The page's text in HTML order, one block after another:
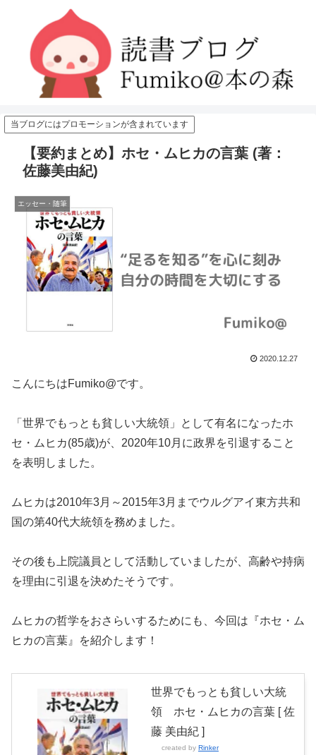
当ブログにはプロモーションが含まれています
【要約まとめ】ホセ・ムヒカの言葉 (著：
佐藤美由紀)
エッセー・随筆
2020.12.27
こんにちはFumiko@です。
「世界でもっとも貧しい大統領」として有名になったホ
セ・ムヒカ(85歳)が、2020年10月に政界を引退すること
を表明しました。
ムヒカは2010年3月～2015年3月までウルグアイ東方共和
国の第40代大統領を務めました。
その後も上院議員として活動していましたが、高齢や持病
を理由に引退を決めたそうです。
ムヒカの哲学をおさらいするためにも、今回は『ホセ・ム
ヒカの言葉』を紹介します！
世界でもっとも貧しい大統
領 ホセ・ムヒカの言葉 [ 佐
藤 美由紀 ]
created by Rinker